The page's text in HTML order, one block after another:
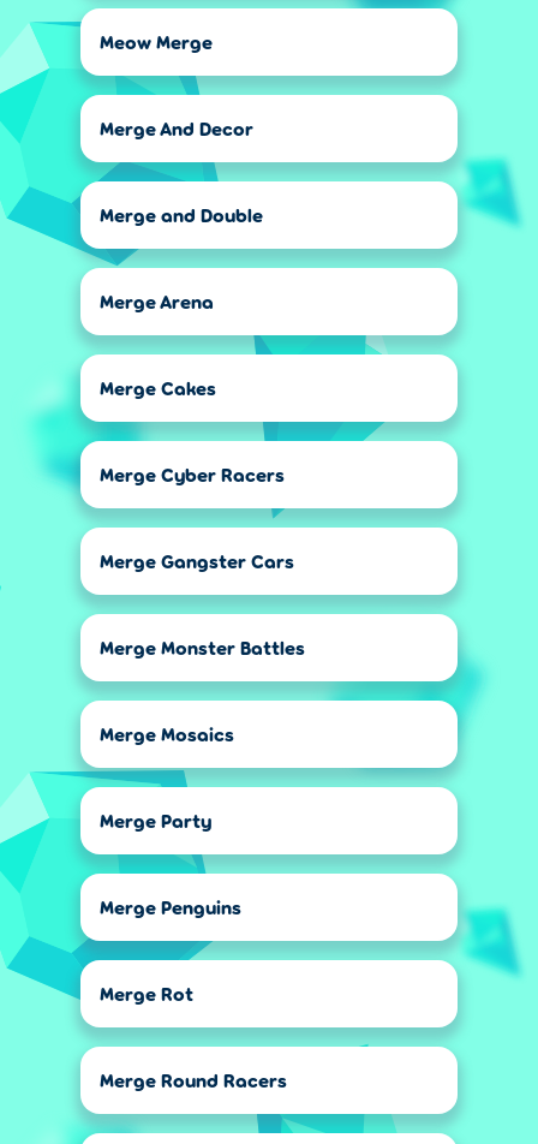
Meow Merge
Merge And Decor
Merge and Double
Merge Arena
Merge Cakes
Merge Cyber Racers
Merge Gangster Cars
Merge Monster Battles
Merge Mosaics
Merge Party
Merge Penguins
Merge Rot
Merge Round Racers